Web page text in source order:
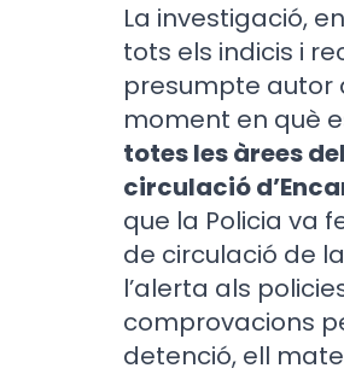
La investigació,
tots els indicis i
presumpte autor
moment en què
totes les àrees
circulació
que la Policia va
de circulació de
l’alerta als
comprovacions
detenció, ell